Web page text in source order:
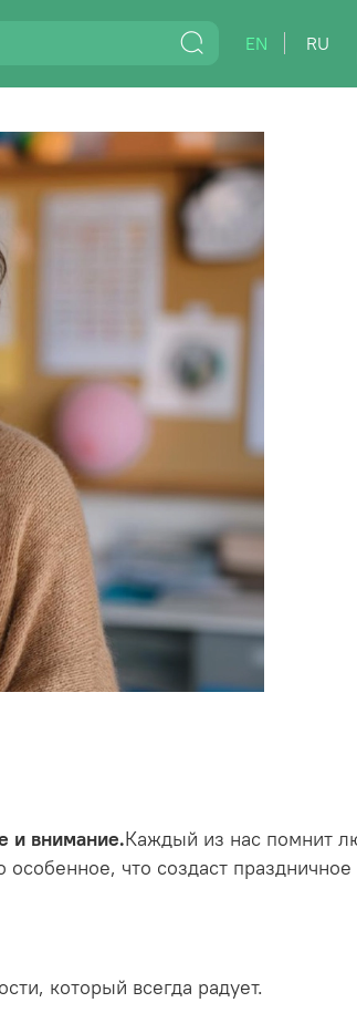
EN RU
и внимание.Каждый из нас помнит
что создаст
который всегда радует.